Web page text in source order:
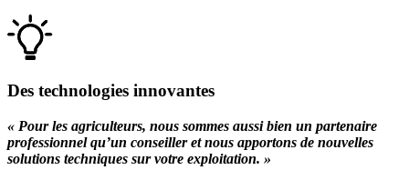
Des technologies innovantes
« Pour les agriculteurs, nous sommes aussi bien un partenaire
professionnel qu’un conseiller et nous apportons de nouvelles
solutions techniques sur votre exploitation. »